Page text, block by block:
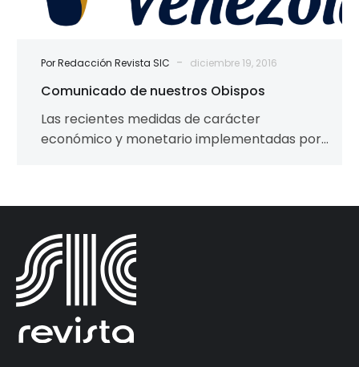
Por Redacción Revista SIC - diciembre 19, 2016
Comunicado de nuestros Obispos
Las recientes medidas de carácter
económico y monetario implementadas por